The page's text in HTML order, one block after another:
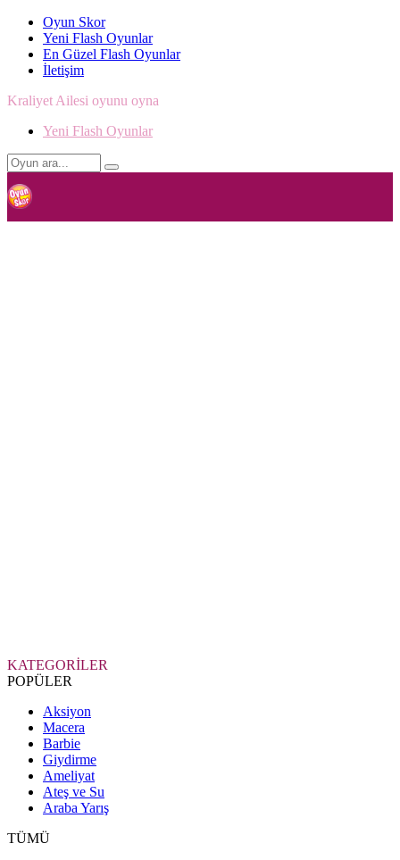
Oyun Skor
Yeni Flash Oyunlar
En Güzel Flash Oyunlar
İletişim
Kraliyet Ailesi oyunu oyna
Yeni Flash Oyunlar
KATEGORİLER
POPÜLER
Aksiyon
Macera
Barbie
Giydirme
Ameliyat
Ateş ve Su
Araba Yarış
TÜMÜ